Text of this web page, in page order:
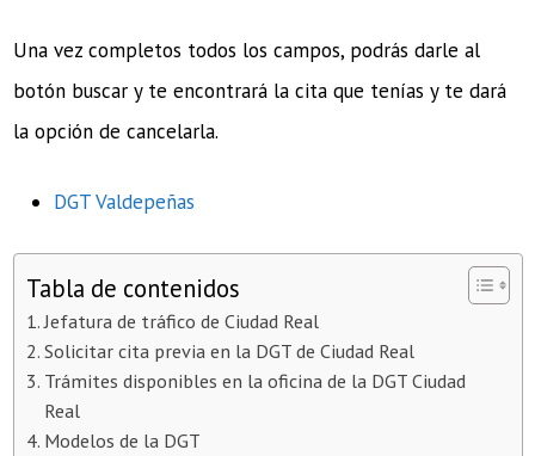
Una vez completos todos los campos, podrás darle al
botón buscar y te encontrará la cita que tenías y te dará
la opción de cancelarla.
DGT Valdepeñas
Tabla de contenidos
Jefatura de tráfico de Ciudad Real
Solicitar cita previa en la DGT de Ciudad Real
Trámites disponibles en la oficina de la DGT Ciudad
Real
Modelos de la DGT